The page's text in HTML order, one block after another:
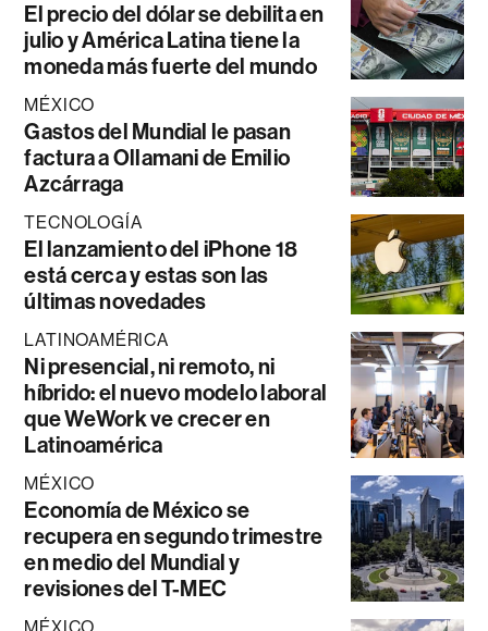
El precio del dólar se debilita en
julio y América Latina tiene la
moneda más fuerte del mundo
MÉXICO
Gastos del Mundial le pasan
factura a Ollamani de Emilio
Azcárraga
TECNOLOGÍA
El lanzamiento del iPhone 18
está cerca y estas son las
últimas novedades
LATINOAMÉRICA
Ni presencial, ni remoto, ni
híbrido: el nuevo modelo laboral
que WeWork ve crecer en
Latinoamérica
MÉXICO
Economía de México se
recupera en segundo trimestre
en medio del Mundial y
revisiones del T-MEC